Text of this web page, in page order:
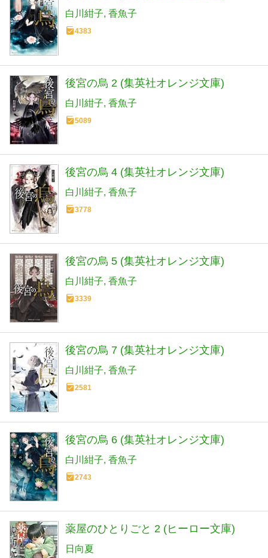
白川紺子 香魚子
4383
後宮の烏 2 (集英社オレンジ文庫)
白川紺子 香魚子
5089
後宮の烏 4 (集英社オレンジ文庫)
白川紺子 香魚子
3778
後宮の烏 5 (集英社オレンジ文庫)
白川紺子 香魚子
3339
後宮の烏 7 (集英社オレンジ文庫)
白川紺子 香魚子
2581
後宮の烏 6 (集英社オレンジ文庫)
白川紺子 香魚子
2743
薬屋のひとりごと 2 (ヒーロー文庫)
日向夏